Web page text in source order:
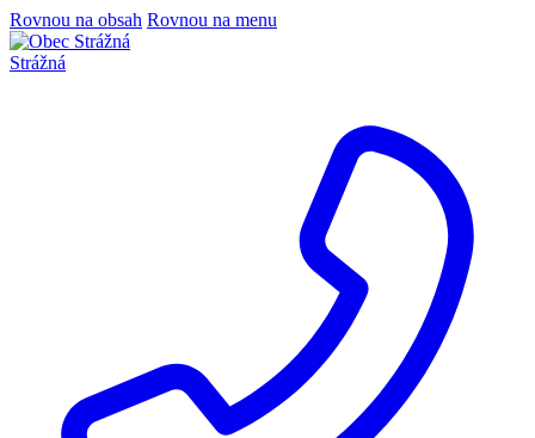
Rovnou na obsah Rovnou na menu
Strážná